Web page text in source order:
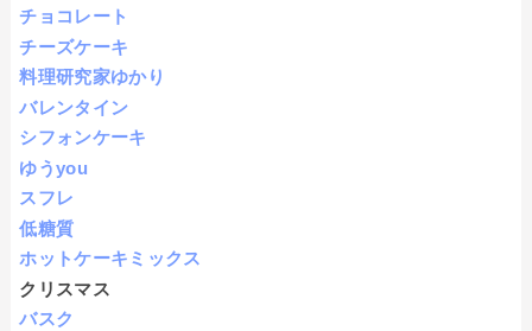
チョコレート
チーズケーキ
料理研究家ゆかり
バレンタイン
シフォンケーキ
ゆうyou
スフレ
低糖質
ホットケーキミックス
クリスマス
バスク